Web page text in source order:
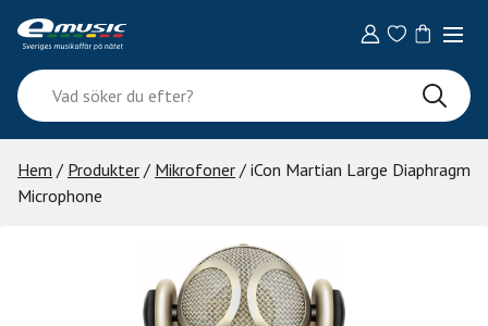
content
Vad
söker
du
efter?
Hem / Produkter / Mikrofoner / iCon Martian Large Diaphragm
Microphone